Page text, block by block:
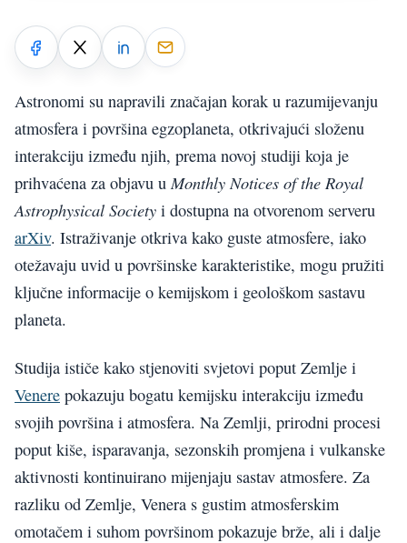
Astronomi su napravili značajan korak u razumijevanju
atmosfera i površina egzoplaneta, otkrivajući složenu
interakciju između njih, prema novoj studiji koja je
prihvaćena za objavu uMonthly Notices of the Royal
Astrophysical Society i dostupna na otvorenom serveru
arXiv. Istraživanje otkriva kako guste atmosfere, iako
otežavaju uvid u površinske karakteristike, mogu pružiti
ključne informacije o kemijskom i geološkom sastavu
planeta.
Studija ističe kako stjenoviti svjetovi poput Zemlje i
Venere pokazuju bogatu kemijsku interakciju između
svojih površina i atmosfera. Na Zemlji, prirodni procesi
poput kiše, isparavanja, sezonskih promjena i vulkanske
aktivnosti kontinuirano mijenjaju sastav atmosfere. Za
razliku od Zemlje, Venera s gustim atmosferskim
omotačem i suhom površinom pokazuje brže, ali i dalje